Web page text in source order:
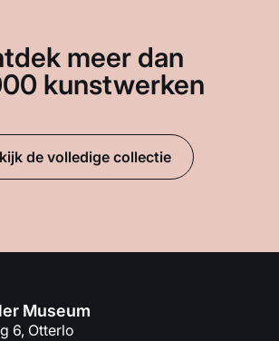
meer dan
kunstwerken
de volledige collectie
Museum
6, Otterlo